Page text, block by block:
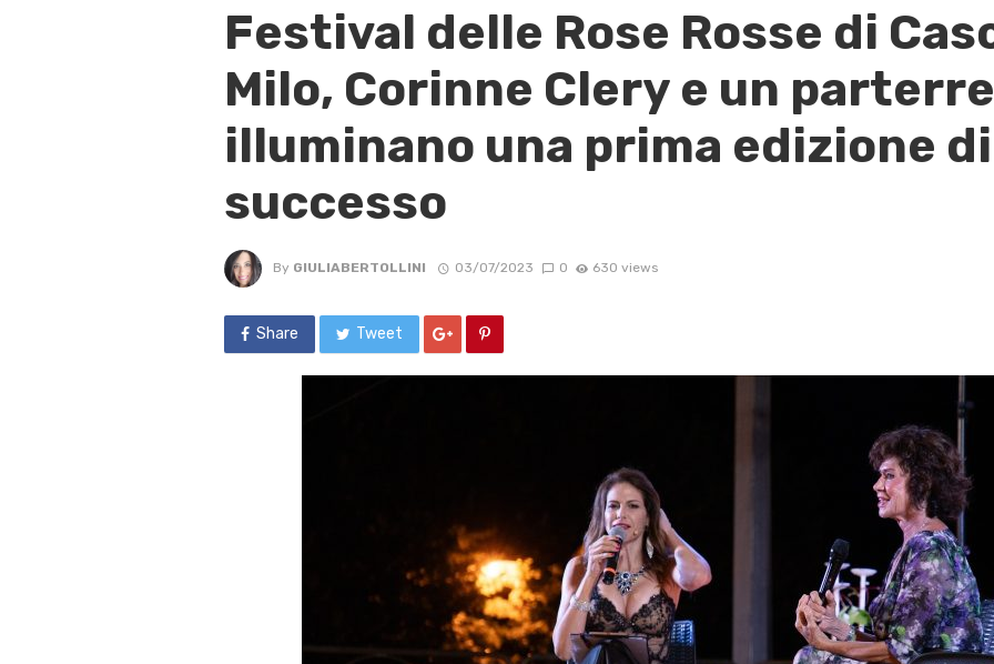
Festival delle Rose Rosse di
Milo, Corinne Clery e un
illuminano una prima edizione
successo
By GIULIABERTOLLINI 03/07/2023 0 630 views
Share Tweet